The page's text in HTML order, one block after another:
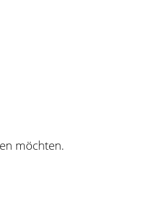
möchten.